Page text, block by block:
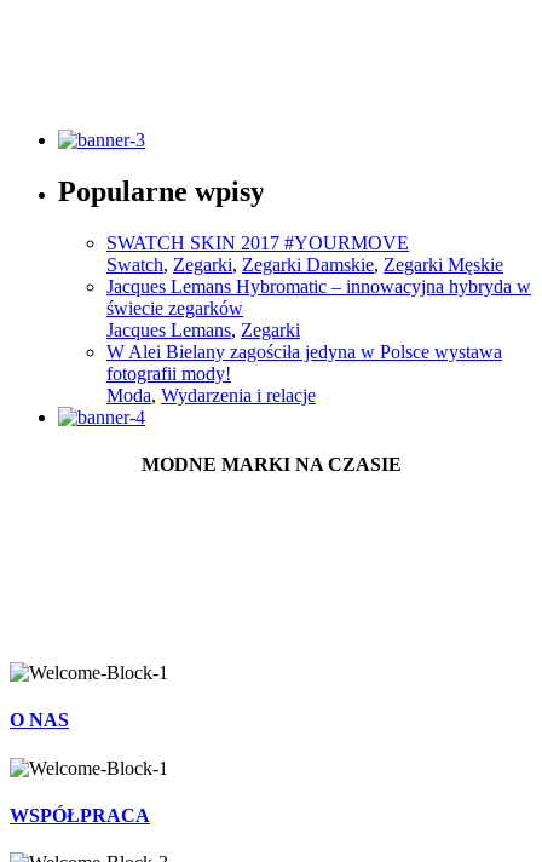
Sprawdź
Popularne wpisy
SWATCH SKIN 2017 #YOURMOVE
Swatch, Zegarki, Zegarki Damskie, Zegarki Męskie
Jacques Lemans Hybromatic – innowacyjna hybryda w
świecie zegarków
Jacques Lemans, Zegarki
W Alei Bielany zagościła jedyna w Polsce wystawa
fotografii mody!
Moda, Wydarzenia i relacje
MODNE MARKI NA CZASIE
O NAS
WSPÓŁPRACA